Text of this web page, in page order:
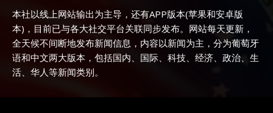
本社以线上网站输出为主导，还有APP版本(苹果和安卓版
本)，目前已与各大社交平台关联同步发布。网站每天更新，
全天候不间断地发布新闻信息，内容以新闻为主，分为葡萄牙
语和中文两大版本，包括国内、国际、科技、经济、政治、生
活、华人等新闻类别。